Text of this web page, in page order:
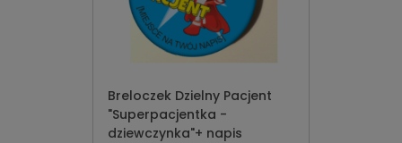
Breloczek Dzielny Pacjent
"Superpacjentka -
dziewczynka"+ napis